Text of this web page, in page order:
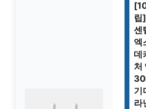
립
센
엑
데
처
기
라